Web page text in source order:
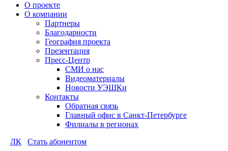
О проекте
О компании
Партнеры
Благодарности
География проекта
Презентация
Пресс-Центр
СМИ о нас
Видеоматериалы
Новости УЭШКи
Контакты
Обратная связь
Главный офис в Санкт-Петербурге
Филиалы в регионах
ЛК
Стать абонентом